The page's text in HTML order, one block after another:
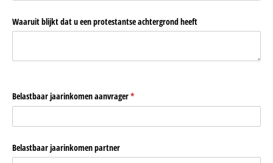
Waaruit blijkt dat u een protestantse achtergrond heeft
Belastbaar jaarinkomen aanvrager*
(is vereist)
Belastbaar jaarinkomen partner